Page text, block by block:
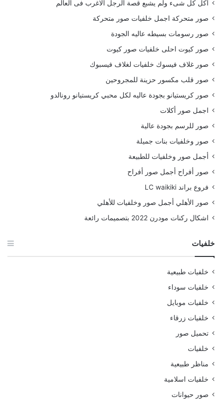
أكل كل شىء ولم يشبع قصة الرجل الاغرب فى العالم
صور متحركة اجمل خلفيات صور متحركة
صور رسومات بسيطه عاليه الجودة
صور كيوت احلى خلفيات صور كيوت
صور غلاف فيسوك خلفيات لغلاف فيسبوك
صور قلب مكسور حزينة للمجروحين
صور كريستيانو بجودة عاليه لكل محبي كريستيانو رونالدو
اجمل صور أكلات
صور للرسم بجودة عالية
صور وخلفيات بنات جميلة
أجمل صور وخلفيات للطبيعة
صور أفراح أجمل صور أفراح
فروع براند LC waikiki
صور الأهلي أجمل صور وخلفيات للأهلي
اشكال ركنات مودرن 2022 بتصميمات رائعة
خلفيات
خلفيات طبيعية
خلفيات سوداء
خلفيات موبايل
خلفيات زرقاء
تحميل صور
خلفيات
مناظر طبيعية
خلفيات اسلامية
صور حيوانات